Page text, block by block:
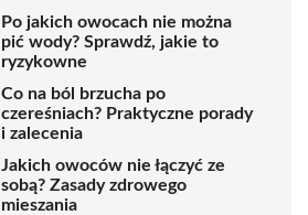
Po jakich owocach nie można
pić wody? Sprawdź, jakie to
ryzykowne
Co na ból brzucha po
czereśniach? Praktyczne porady
i zalecenia
Jakich owoców nie łączyć ze
sobą? Zasady zdrowego
mieszania